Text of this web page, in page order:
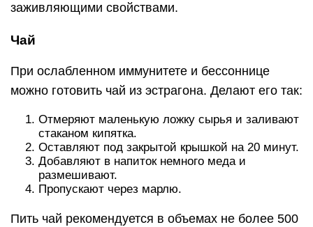
заживляющими свойствами.
Чай
При ослабленном иммунитете и бессоннице
можно готовить чай из эстрагона. Делают его так:
Отмеряют маленькую ложку сырья и заливают
стаканом кипятка.
Оставляют под закрытой крышкой на 20 минут.
Добавляют в напиток немного меда и
размешивают.
Пропускают через марлю.
Пить чай рекомендуется в объемах не более 500